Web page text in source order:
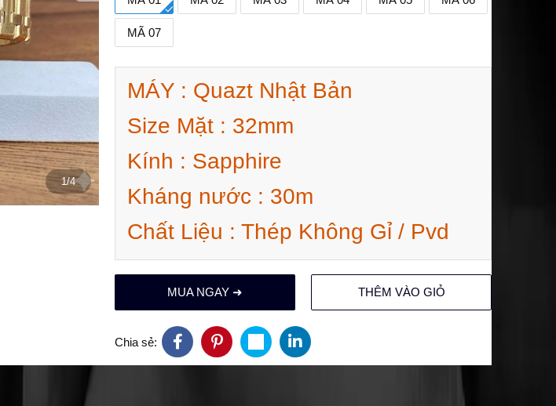
1/4
MÃ 07
MÁY : Quazt Nhật Bản
Size Mặt : 32mm
Kính : Sapphire
Kháng nước : 30m
Chất Liệu : Thép Không Gỉ / Pvd
MUA NGAY ➜ THÊM VÀO GIỎ
Chia sẻ: